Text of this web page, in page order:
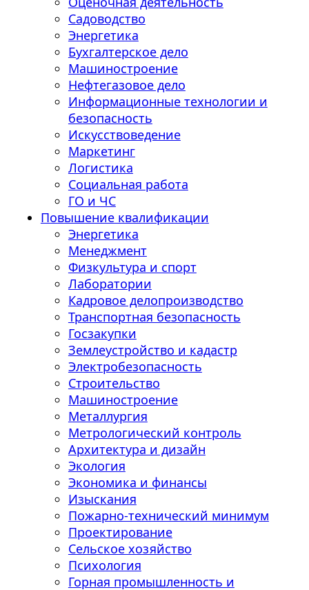
Садоводство
Энергетика
Бухгалтерское дело
Машиностроение
Нефтегазовое дело
Информационные технологии и
безопасность
Искусствоведение
Маркетинг
Логистика
Социальная работа
ГО и ЧС
Повышение квалификации
Энергетика
Менеджмент
Физкультура и спорт
Лаборатории
Кадровое делопроизводство
Транспортная безопасность
Госзакупки
Землеустройство и кадастр
Электробезопасность
Строительство
Машиностроение
Металлургия
Метрологический контроль
Архитектура и дизайн
Экология
Экономика и финансы
Изыскания
Пожарно-технический минимум
Проектирование
Сельское хозяйство
Психология
Горная промышленность и